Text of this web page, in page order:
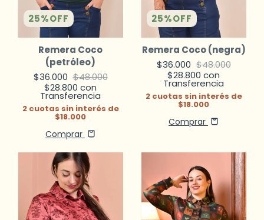
25%OFF
Remera Coco
(petróleo)
$36.000 $48.000
$28.800 con
Transferencia
2 cuotas sin interés de
$18.000
Comprar
25%OFF
Remera Coco (negra)
$36.000 $48.000
$28.800 con
Transferencia
2 cuotas sin interés de
$18.000
Comprar